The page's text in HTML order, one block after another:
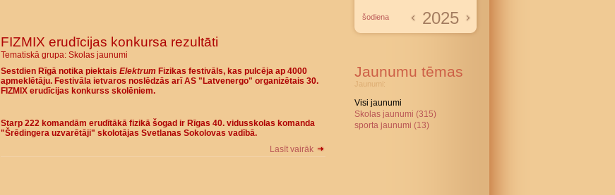
FIZMIX erudīcijas konkursa rezultāti
Tematiskā grupa: Skolas jaunumi
Sestdien Rīgā notika piektais Elektrum Fizikas festivāls, kas pulcēja ap 4000
apmeklētāju. Festivāla ietvaros noslēdzās arī AS "Latvenergo" organizētais 30.
FIZMIX erudīcijas konkurss skolēniem.
Starp 222 komandām erudītākā fizikā šogad ir Rīgas 40. vidusskolas komanda
"Šrēdingera uzvarētāji" skolotājas Svetlanas Sokolovas vadībā.
Lasīt vairāk
šodiena 2025
Jaunumu tēmas
Jaunumi:
Visi jaunumi
Skolas jaunumi (315)
sporta jaunumi (13)